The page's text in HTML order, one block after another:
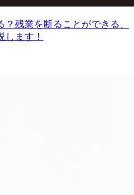
残業を断ることができる、
ます！